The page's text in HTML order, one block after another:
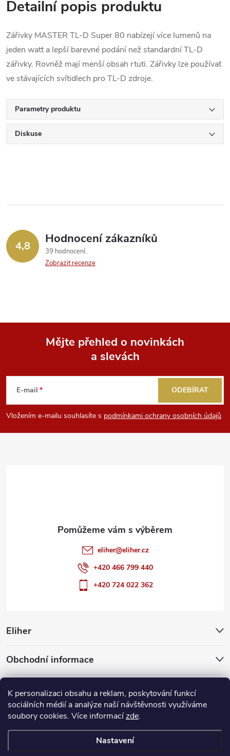
K personalizaci obsahu a reklam, poskytování funkcí
sociálních médií a analýze naší návštěvnosti využíváme
soubory cookies. Více informacízde.
Nastavení
Detailní popis produktu
Zářivky MASTER TL-D Super 80 nabízejí více lumenů na
jeden watt a lepší barevné podání než standardní TL-D
zářivky. Rovněž mají menší obsah rtuti. Zářivky lze používat
ve stávajících svítidlech pro TL-D zdroje.
Parametry produktu
Diskuse
4,8 Hodnocení zákazníků
39 hodnocení
Zobrazit recenze
p
a
Mějte přehled o novinkách
a slevách
E-mail
Vložením e-mailu souhlasíte s podmínkami ochrany osobních údajů
ODEBÍRAT
Eliher
Obchodní informace
Partnerské weby
eliher@eliher.cz
+420 466 799 440
+420 724 022 362
cookies